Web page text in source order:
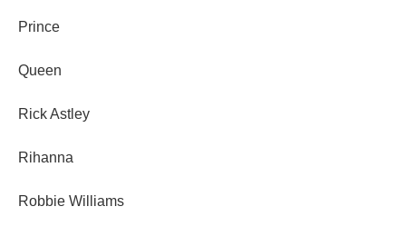
Prince
Queen
Rick Astley
Rihanna
Robbie Williams